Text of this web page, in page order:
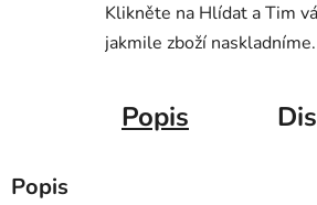
Klikněte na Hlídat a Tim
jakmile zboží
Popis
Popis